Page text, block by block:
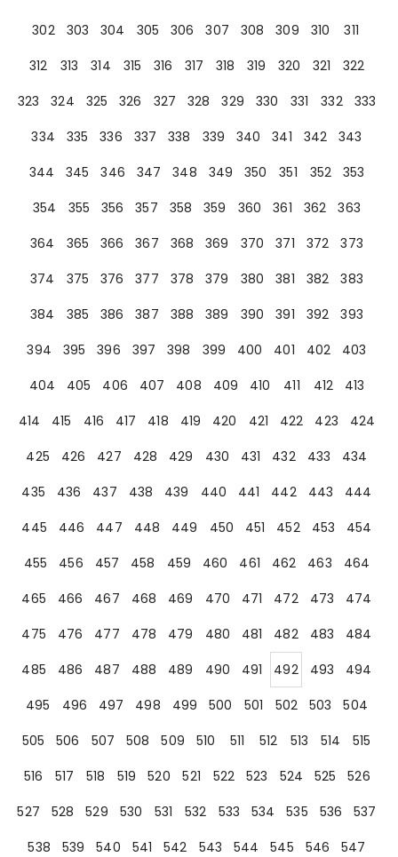
302
303 304 305 306 307 308 309 310
311
312
313 314 315 316 317 318 319 320 321
322
323
324 325 326 327 328 329 330 331 332
333
334
335 336 337 338 339 340 341 342
343
344
345 346 347 348 349 350 351 352
353
354
355 356 357 358 359 360 361 362
363
364
365 366 367 368 369 370 371 372
373
374
375 376 377 378 379 380 381 382
383
384
385 386 387 388 389 390 391 392
393
394
395 396 397 398 399 400 401 402
403
404
405 406 407 408 409 410 411 412
413
414
415 416 417 418 419 420 421 422 423
424
425
426 427 428 429 430 431 432 433
434
435
436 437 438 439 440 441 442 443
444
445
446 447 448 449 450 451 452 453
454
455
456 457 458 459 460 461 462 463
464
465
466 467 468 469 470 471 472 473
474
475
476 477 478 479 480 481 482 483
484
485
486 487 488 489 490 491 492 493
494
495
496 497 498 499 500 501 502 503
504
505
506 507 508 509 510 511 512 513 514
515
516
517 518 519 520 521 522 523 524 525
526
527
528 529 530 531 532 533 534 535 536
537
538
539 540 541 542 543 544 545 546
547